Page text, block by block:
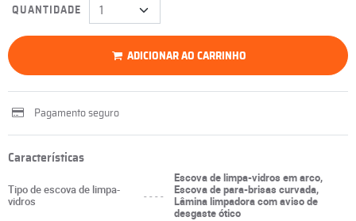
QUANTIDADE
ADICIONAR AO CARRINHO
Pagamento seguro
Características
Tipo de escova de limpa-
vidros
----
Escova de limpa-vidros em arco,
Escova de para-brisas curvada,
Lâmina limpadora com aviso de
desgaste ótico